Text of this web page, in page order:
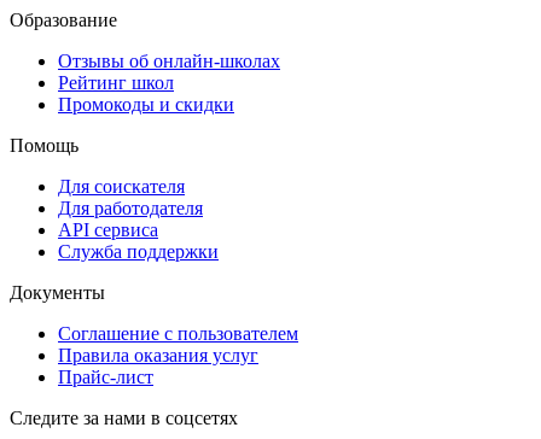
Образование
Отзывы об онлайн-школах
Рейтинг школ
Промокоды и скидки
Помощь
Для соискателя
Для работодателя
API сервиса
Служба поддержки
Документы
Соглашение с пользователем
Правила оказания услуг
Прайс-лист
Следите за нами в соцсетях